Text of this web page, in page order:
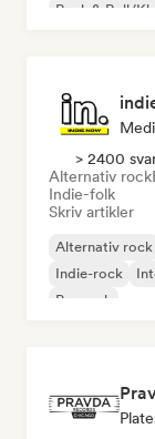
Rock & Roll/
> 2400
Alternativ rock
Indie-folk
Skriv artikler
Alternativ rock
Indie-rock
Poprock